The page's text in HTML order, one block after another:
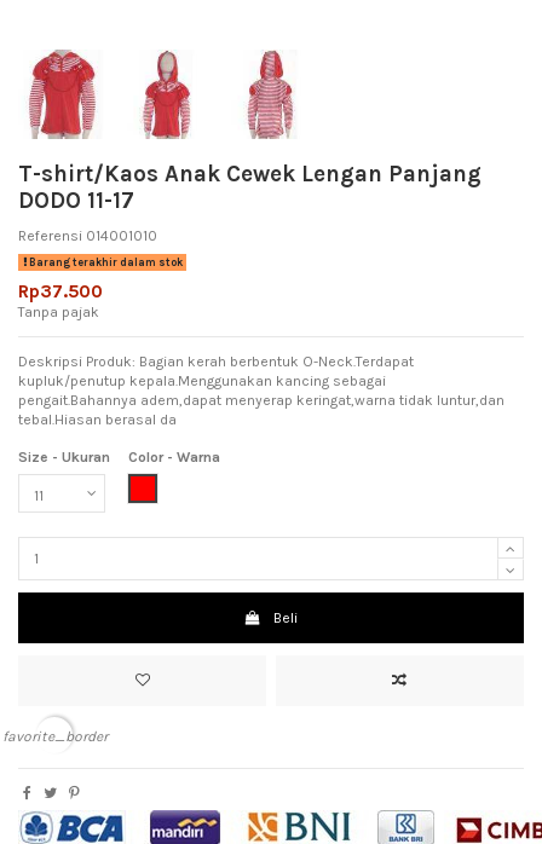
T-shirt/Kaos Anak Cewek Lengan Panjang
DODO 11-17
Referensi 014001010
Barang terakhir dalam stok
Rp37.500
Tanpa pajak
Deskripsi Produk: Bagian kerah berbentuk O-Neck.Terdapat
kupluk/penutup kepala.Menggunakan kancing sebagai
pengait.Bahannya adem,dapat menyerap keringat,warna tidak luntur,dan
tebal.Hiasan berasal da
Size - Ukuran
Color - Warna
Beli
favorite_border